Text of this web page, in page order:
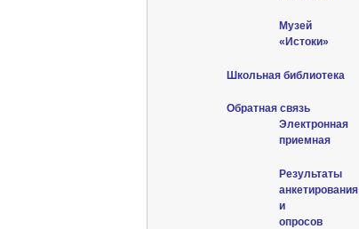
Музей
«Истоки»
Школьная библиотека
Обратная связь
Электронная
приемная
Результаты
анкетирования
и
опросов